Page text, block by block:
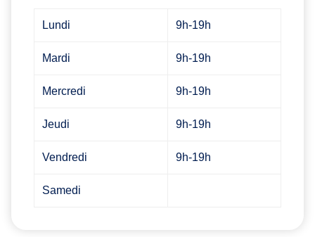
Lundi 9h-19h
Mardi 9h-19h
Mercredi 9h-19h
Jeudi 9h-19h
Vendredi 9h-19h
Samedi